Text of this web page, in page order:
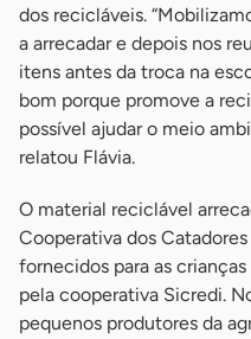
dos recicláveis.
a arrecadar e depois nos
itens antes da troca na
bom porque promove a
possível ajudar o meio
relatou Flávia.
O material reciclável
Cooperativa dos
fornecidos para as
pela cooperativa Sicredi.
pequenos produtores da